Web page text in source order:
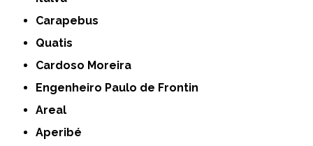
Carapebus
Quatis
Cardoso Moreira
Engenheiro Paulo de Frontin
Areal
Aperibé